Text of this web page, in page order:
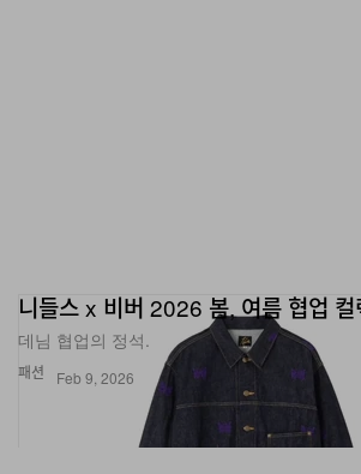
패션
니들스 x 비버 2026 봄, 여름 협업
데님 협업의 정석.
Feb 9, 2026